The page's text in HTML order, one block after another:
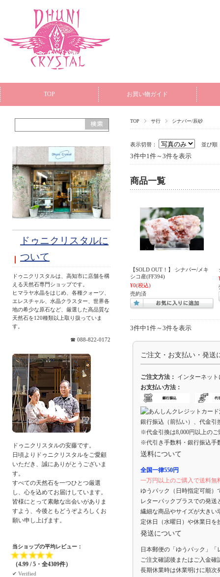
TOP お買い物ガイド
TOP サ行 シナバー/辰砂
表示切替： 並び順
3件中1件～3件を表示
商品一覧
【SOLD OUT！】 シナバー/メキ
シコ産(FF394)
¥0(税込)
売約済
3件中1件～3件を表示
ご注文・お支払い・発送
ご注文方法： インターネッ
お支払い方法：
銀行振込（前払い）、代金引
※代金引換は8,000円以上の
※代引き手数料・銀行振込手
送料について
全国一律550円
一万円以上のご購入で送料無
ゆうパック（日時指定可能）
レターパックプラスでの発
繊細な商品やサイズが大きい
定休日（水曜日）や休業日
発送について
日本郵便の「ゆうパック」
ご注文確認後またはご入金確
長期休業時は休業明けに順次
ドゥニクリスタルに
ついて
ドゥニクリスタルは、高知市に店舗を構
える天然石専門ショップです。
ヒマラヤ水晶をはじめ、各種クォーツ、
エレスチャル、水晶クラスター、世界各
地の希少な原石など、厳選した高品質な
天然石を120種類以上取り扱っていま
す。
☎ 088-822-0172
ドゥニクリスタルの安藤です。
日頃よりドゥニクリスタルをご愛顧
いただき、誠にありがとうございま
す。
すべての天然石を一つひとつ厳選
し、心を込めてお届けしています。
皆様にとって素敵な出会いがありま
すよう、今後ともどうぞよろしくお
願い申し上げます。
当ショップの平均レビュー：
★★★★★
（4.99 / 5・全4309件）
✔︎ Verified